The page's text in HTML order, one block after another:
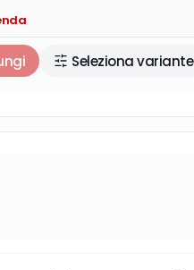
Seleziona variante